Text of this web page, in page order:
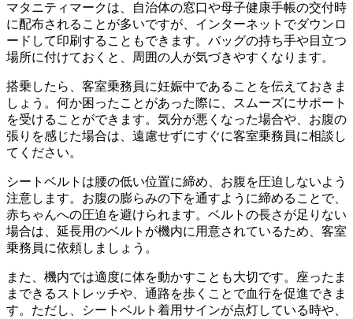
マタニティマークは、自治体の窓口や母子健康手帳の交付時
に配布されることが多いですが、インターネットでダウンロ
ードして印刷することもできます。バッグの持ち手や目立つ
場所に付けておくと、周囲の人が気づきやすくなります。
搭乗したら、客室乗務員に妊娠中であることを伝えておきま
しょう。何か困ったことがあった際に、スムーズにサポート
を受けることができます。気分が悪くなった場合や、お腹の
張りを感じた場合は、遠慮せずにすぐに客室乗務員に相談し
てください。
シートベルトは腰の低い位置に締め、お腹を圧迫しないよう
注意します。お腹の膨らみの下を通すように締めることで、
赤ちゃんへの圧迫を避けられます。ベルトの長さが足りない
場合は、延長用のベルトが機内に用意されているため、客室
乗務員に依頼しましょう。
また、機内では適度に体を動かすことも大切です。座ったま
まできるストレッチや、通路を歩くことで血行を促進できま
す。ただし、シートベルト着用サインが点灯している時や、